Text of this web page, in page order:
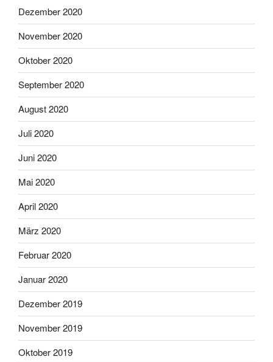
Dezember 2020
November 2020
Oktober 2020
September 2020
August 2020
Juli 2020
Juni 2020
Mai 2020
April 2020
März 2020
Februar 2020
Januar 2020
Dezember 2019
November 2019
Oktober 2019